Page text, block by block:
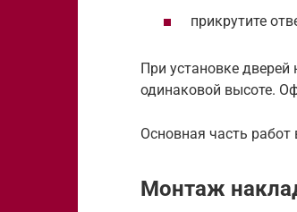
прикрутите
При установке
одинаковой высоте.
Основная часть работ
Монтаж